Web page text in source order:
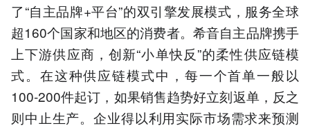
了“自主品牌+平台”的双引擎发展模式，服务全球
超160个国家和地区的消费者。希音自主品牌携手
上下游供应商，创新“小单快反”的柔性供应链模
式。在这种供应链模式中，每一个首单一般以
100-200件起订，如果销售趋势好立刻返单，反之
则中止生产。企业得以利用实际市场需求来预测